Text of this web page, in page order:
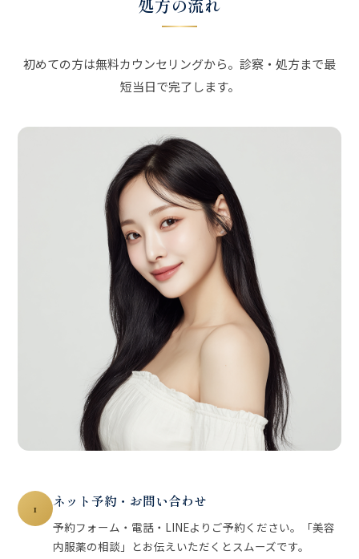
処方の流れ
初めての方は無料カウンセリングから。診察・処方まで最
短当日で完了します。
1 ネット予約・お問い合わせ
予約フォーム・電話・LINEよりご予約ください。「美容
内服薬の相談」とお伝えいただくとスムーズです。